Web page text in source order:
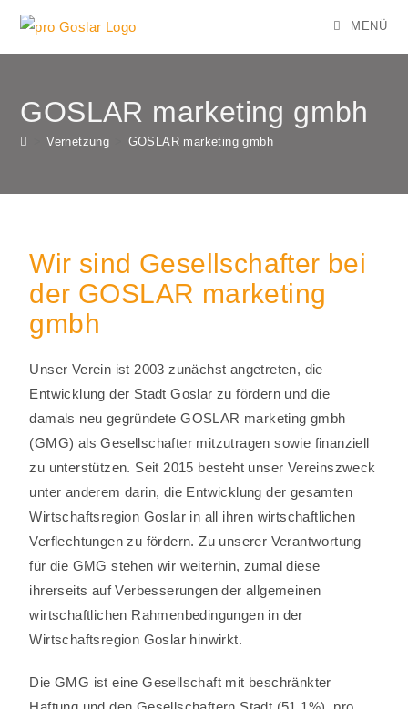
MENÜ
GOSLAR marketing gmbh
Vernetzung GOSLAR marketing gmbh
Wir sind Gesellschafter bei
der GOSLAR marketing
gmbh
Unser Verein ist 2003 zunächst angetreten, die
Entwicklung der Stadt Goslar zu fördern und die
damals neu gegründete GOSLAR marketing gmbh
(GMG) als Gesellschafter mitzutragen sowie finanziell
zu unterstützen. Seit 2015 besteht unser Vereinszweck
unter anderem darin, die Entwicklung der gesamten
Wirtschaftsregion Goslar in all ihren wirtschaftlichen
Verflechtungen zu fördern. Zu unserer Verantwortung
für die GMG stehen wir weiterhin, zumal diese
ihrerseits auf Verbesserungen der allgemeinen
wirtschaftlichen Rahmenbedingungen in der
Wirtschaftsregion Goslar hinwirkt.
Die GMG ist eine Gesellschaft mit beschränkter